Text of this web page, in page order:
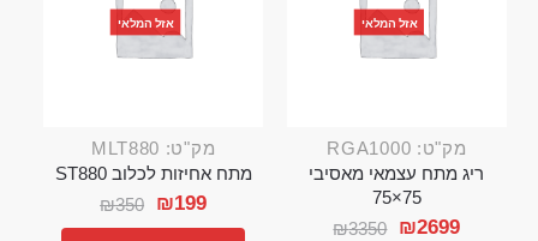
אזל המלאי
מק"ט: RGA1000
ריג מתח עצמאי מאסיבי
75×75
₪3350 ₪2699
אזל המלאי
מק"ט: MLT880
מתח אחיזות לכלוב ST880
₪350 ₪199